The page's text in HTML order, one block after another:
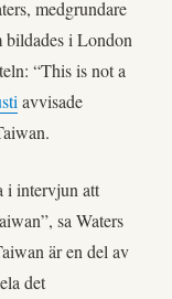
medgrundare
bildades i London
“This is not a
avvisade
i intervjun att
sa Waters
är en del av
det